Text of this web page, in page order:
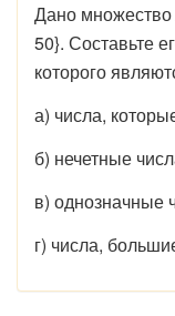
Дано множество
50}. Составьте
которого
а) числа,
б) нечетные
в) однозначные
г) числа,